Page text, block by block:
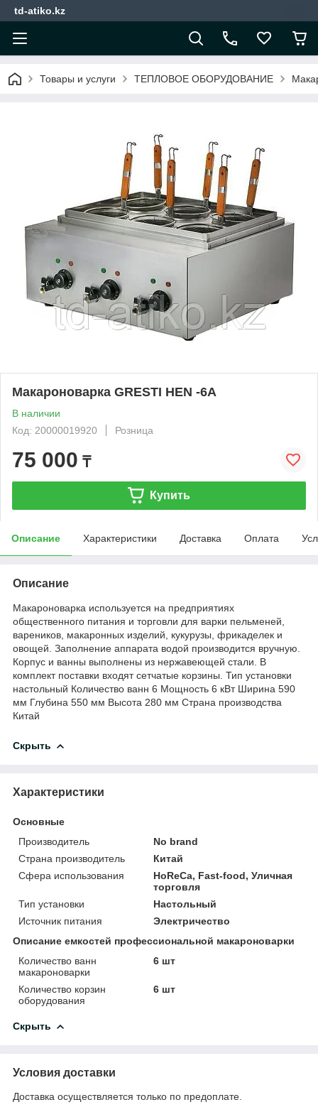
td-atiko.kz
Товары и услуги ТЕПЛОВОЕ ОБОРУДОВАНИЕ
Макароноварка GRESTI HEN -6A
В наличии
Код: 20000019920
Розница
75 000 ₸
Купить
Описание Характеристики Доставка Оплата
Описание
Макароноварка используется на предприятиях
общественного питания и торговли для варки пельменей,
вареников, макаронных изделий, кукурузы, фрикаделек и
овощей. Заполнение аппарата водой производится вручную.
Корпус и ванны выполнены из нержавеющей стали. В
комплект поставки входят сетчатые корзины. Тип установки
настольный Количество ванн 6 Мощность 6 кВт Ширина 590
мм Глубина 550 мм Высота 280 мм Страна производства
Китай
Скрыть
Характеристики
Основные
Производитель
No brand
Страна производитель
Китай
Сфера использования
HoReCa, Fast-food, Уличная
торговля
Тип установки
Настольный
Источник питания
Электричество
Описание емкостей профессиональной макароноварки
Количество ванн
макароноварки
6 шт
Количество корзин
оборудования
6 шт
Скрыть
Условия доставки
Доставка осуществляется только по предоплате.